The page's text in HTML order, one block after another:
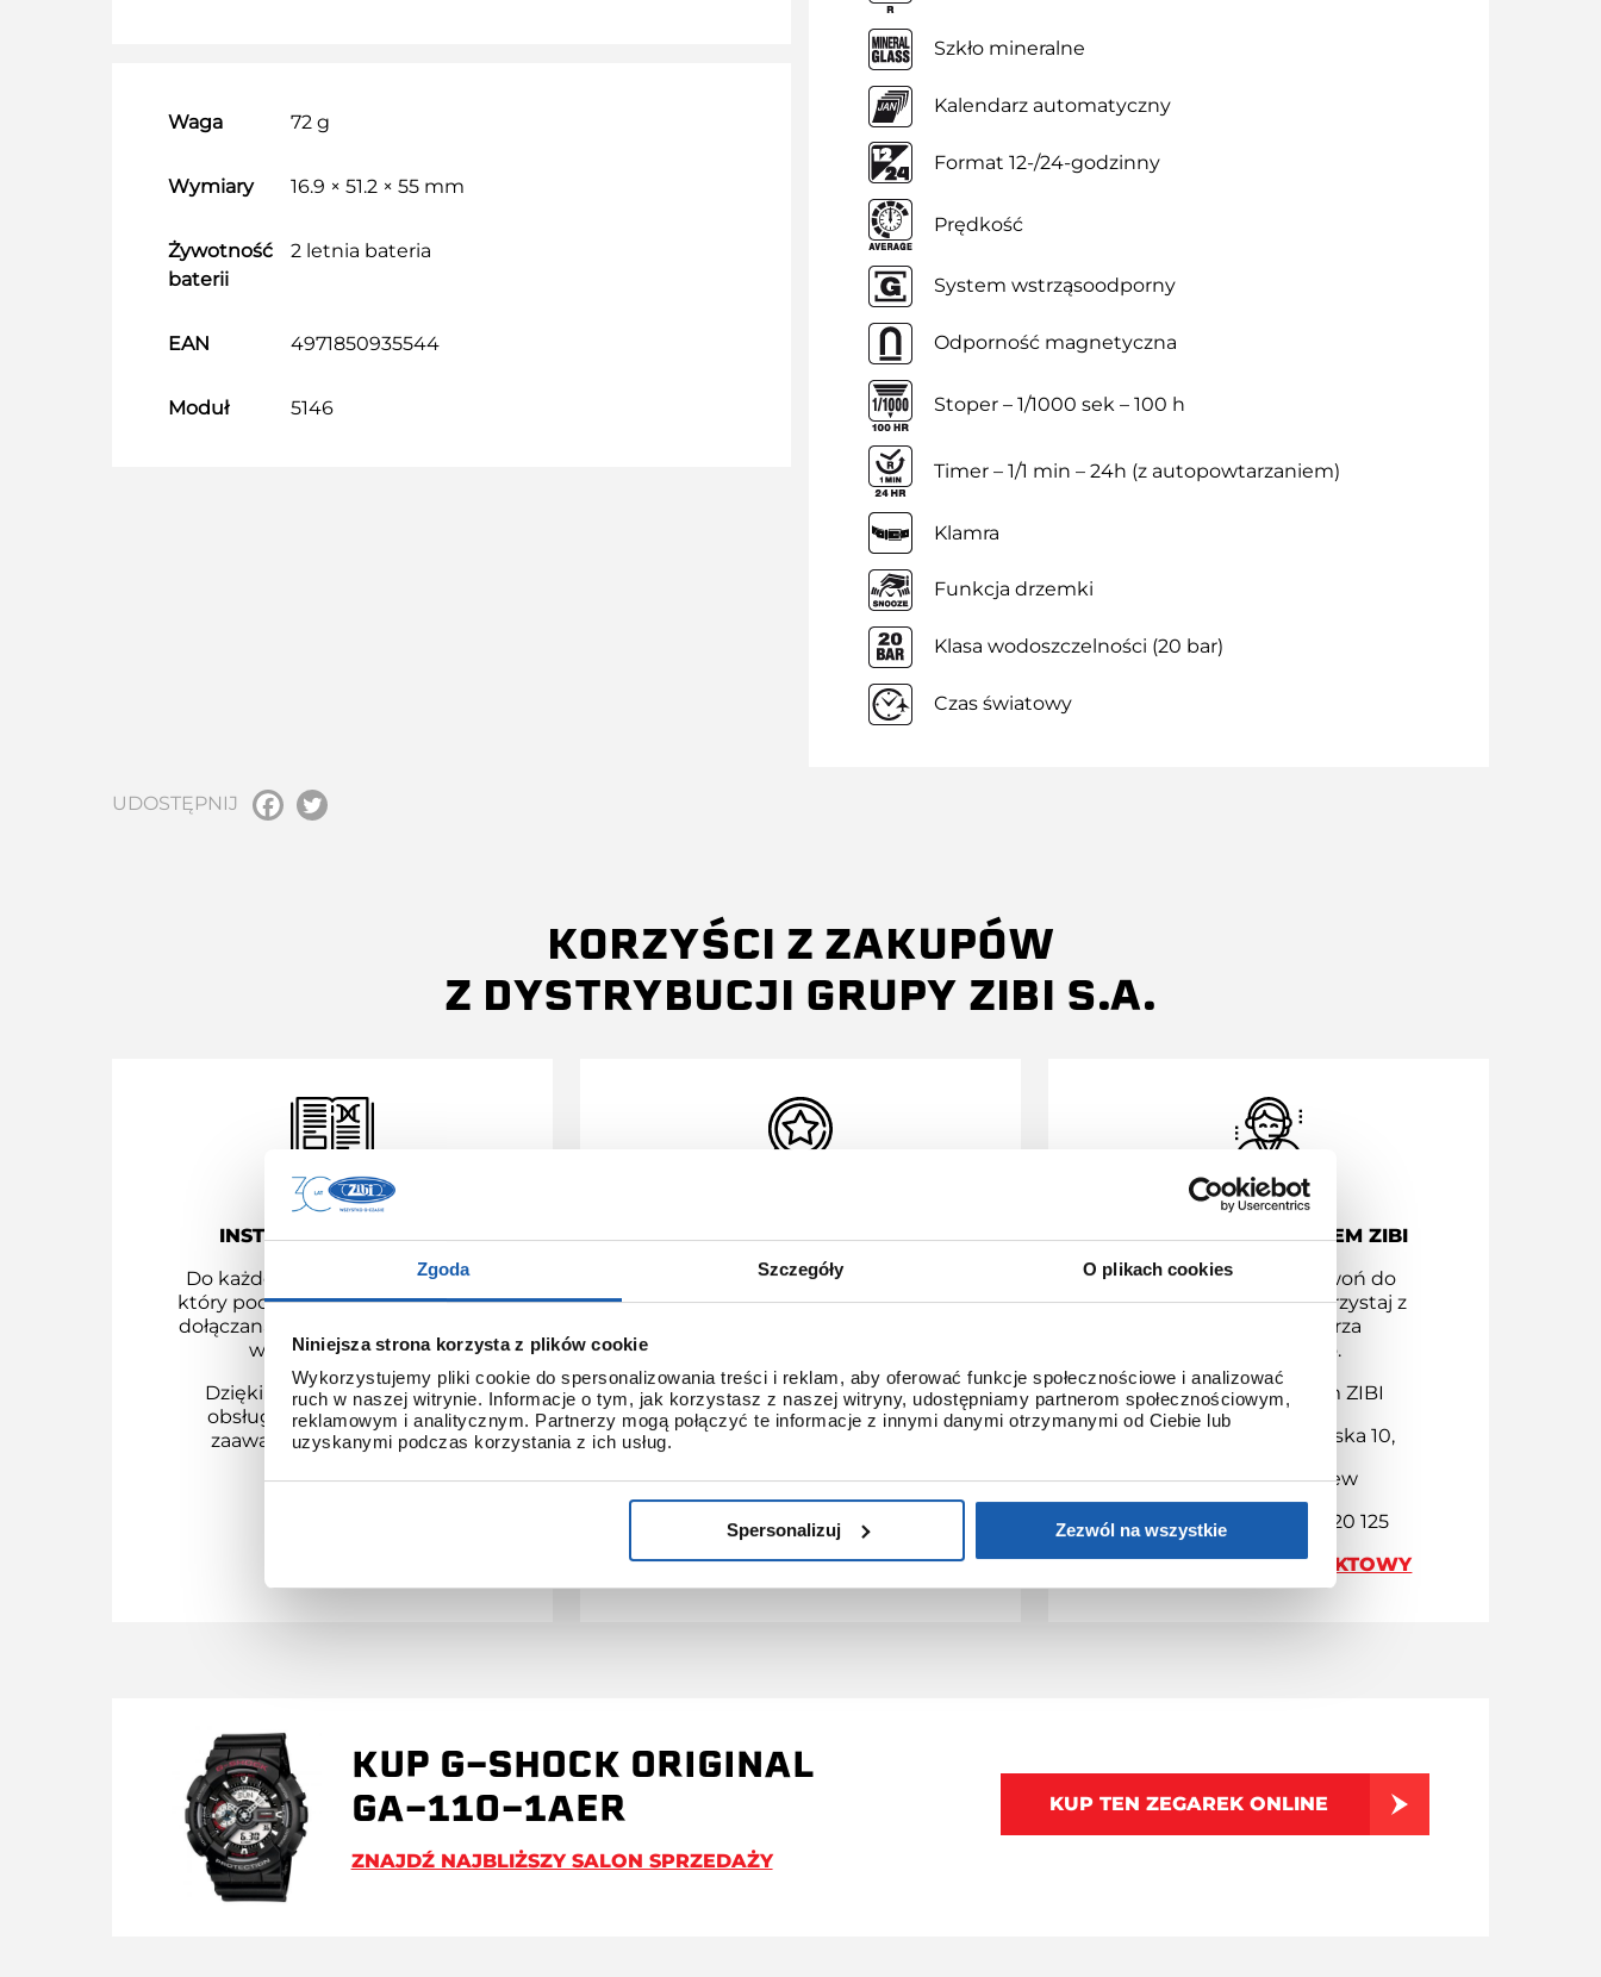
Zgoda Szczegóły O plikach cookies
Niniejsza strona korzysta z plików cookie
Wykorzystujemy pliki cookie do spersonalizowania treści i reklam, aby oferować funkcje społecznościowe i analizować
ruch w naszej witrynie. Informacje o tym, jak korzystasz z naszej witryny, udostępniamy partnerom społecznościowym,
reklamowym i analitycznym. Partnerzy mogą połączyć te informacje z innymi danymi otrzymanymi od Ciebie lub
uzyskanymi podczas korzystania z ich usług.
Spersonalizuj Zezwól na wszystkie
Szkło mineralne
Kalendarz automatyczny
Format 12-/24-godzinny
Prędkość
System wstrząsoodporny
Odporność magnetyczna
Stoper – 1/1000 sek – 100 h
Timer – 1/1 min – 24h (z autopowtarzaniem)
Klamra
Funkcja drzemki
Klasa wodoszczelności (20 bar)
Czas światowy
Waga 72 g
Wymiary 16.9 × 51.2 × 55 mm
Żywotność
baterii
2 letnia bateria
EAN 4971850935544
Moduł 5146
UDOSTĘPNIJ
KORZYŚCI Z ZAKUPÓW
Z DYSTRYBUCJI GRUPY ZIBI S.A.
INSTRUKCJA OBSŁUGI
Do każdego modelu G-SHOCK,
który pochodzi z dystrybucji ZIBI
dołączana jest instrukcja obsługi
w języku polskim.
Dzięki temu łatwo poznasz
obsługę nawet najbardziej
zaawansowanych modeli.
3 + 3 LATA GWARANCJI
Standardowa gwarancja ulega
przedłużeniu o kolejne 3 lata na
kupujący dokona wpłaty w
terminie do 30 dni od daty
zakupu.
jedynie zegarki marki G-SHOCK.
PRZEDŁUŻ GWARANCJĘ
KONTAKT Z SERWISEM ZIBI
Masz pytania? Zadzwoń do
serwisu Zibi bądź skorzystaj z
naszego formularza
kontaktowego.
Kontakt z serwisem ZIBI
Adres: ul. Chodakowska 10,
96-500 Sochaczew
Kontakt: +48 46 86 20 125
FORMULARZ KONTAKTOWY
KUP G-SHOCK ORIGINAL
GA-110-1AER
ZNAJDŹ NAJBLIŻSZY SALON SPRZEDAŻY
KUP TEN ZEGAREK ONLINE